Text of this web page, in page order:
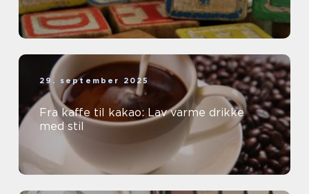
29. september 2025
Fra kaffe til kakao: Lav varme drikke
med stil